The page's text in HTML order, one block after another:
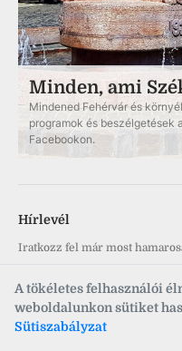
A tökéletes felhasználói
weboldalunkon sütiket
Sütiszabályzat
Minden, ami
Mindened Fehérvár és
programok és beszélgetések
Facebookon.
Hírlevél
Iratkozz fel már most